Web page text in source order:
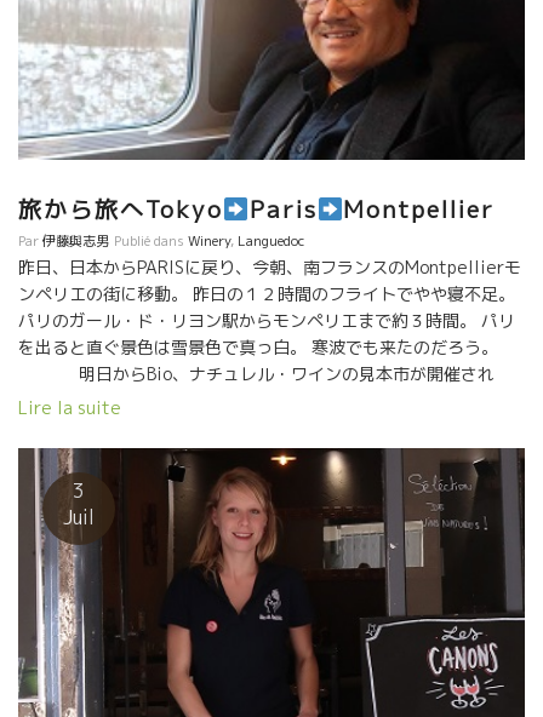
を揃えてあります。 自然派ワインの傾向、進化が読めます。 ★東
京 ２月１９日（火） １２：００～１７：００ 場所；ホテルモント
レイ半蔵門 １Ｆ 試飲入場料：１０００円 ★名古屋 ２月２０
（火） １２：００～１７：００ 場所：レンタルスタジオ『スタス
タ久屋』TEL:052-588-5881 名古屋市中区丸の内3-6-21
久屋鍛冶町ビルディング３Ｆ 試飲入場料：５００円
旅から旅へTokyo Paris Montpellier
Par伊藤與志男 Publié dans Winery, Languedoc
昨日、日本からPARISに戻り、今朝、南フランスのMontpellierモ
ンペリエの街に移動。 昨日の１２時間のフライトでやや寝不足。
パリのガール・ド・リヨン駅からモンペリエまで約３時間。 パリ
を出ると直ぐ景色は雪景色で真っ白。 寒波でも来たのだろう。
明日からBio、ナチュレル・ワインの見本市が開催され
る。 毎年、この時期は見本市のラッシュ！ Millésime Bio 2019
多数開催される。 明日の日曜日から開始、Vin de Mes Amisヴァ
ン・ドゥ・メザミ、Les vignerons de l’Iréel イレール、Biotop
wines, Les Affranchis レ・ザフランシ、Roots 66,と極めている
醸造家がここモンペリエに大集合している。 また、新しい出逢
い、そして既存の自然派の２０１８年産の進化を探りたい。 よ
し、気合を入れていこう！ 南仏はやっぱりこの天気！！ 地中海に
着くとこんな感じ！ もう最高！！ パリ３度、ここ地中海は１５
度。 束の間のゆったりとした時間が流れた。 動中の静。
Lire la suite
3
Juil